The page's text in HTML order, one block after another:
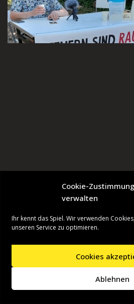
Cookie-Zustimmung
verwalten
Ihr kennt das Spiel. Wir verwenden
unseren Service zu optimieren.
Cookies
Ablehnen
| Präsentiert vonWordPress
Presseinformationen